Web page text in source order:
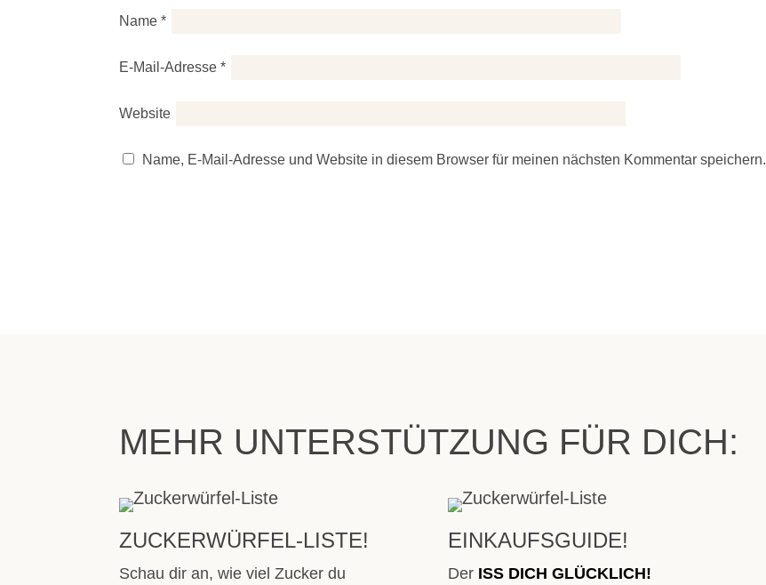
Name*
E-Mail-Adresse*
Website
Name, E-Mail-Adresse und Website in diesem Browser für meinen nächsten Kommentar speichern.
MEHR UNTERSTÜTZUNG FÜR DICH:
ZUCKERWÜRFEL-LISTE!
Schau dir an, wie viel Zucker du
EINKAUFSGUIDE!
Der ISS DICH GLÜCKLICH!